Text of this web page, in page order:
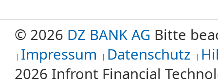
© 2026 DZ BANK AG Bitte
Impressum
Datenschutz
2026 Infront Financial